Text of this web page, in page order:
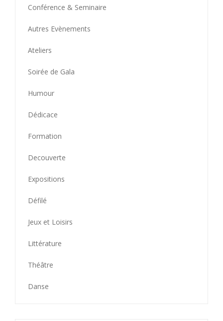
Conférence & Seminaire
Autres Evènements
Ateliers
Soirée de Gala
Humour
Dédicace
Formation
Decouverte
Expositions
Défilé
Jeux et Loisirs
Littérature
Théâtre
Danse